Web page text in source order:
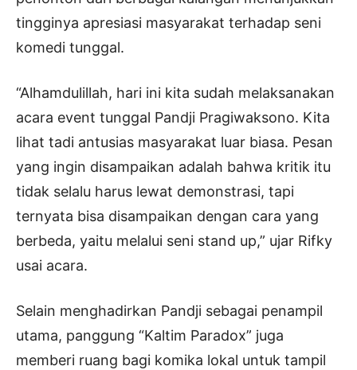
tingginya apresiasi masyarakat terhadap seni
komedi tunggal.
“Alhamdulillah, hari ini kita sudah melaksanakan
acara event tunggal Pandji Pragiwaksono. Kita
lihat tadi antusias masyarakat luar biasa. Pesan
yang ingin disampaikan adalah bahwa kritik itu
tidak selalu harus lewat demonstrasi, tapi
ternyata bisa disampaikan dengan cara yang
berbeda, yaitu melalui seni stand up,” ujar Rifky
usai acara.
Selain menghadirkan Pandji sebagai penampil
utama, panggung “Kaltim Paradox” juga
memberi ruang bagi komika lokal untuk tampil